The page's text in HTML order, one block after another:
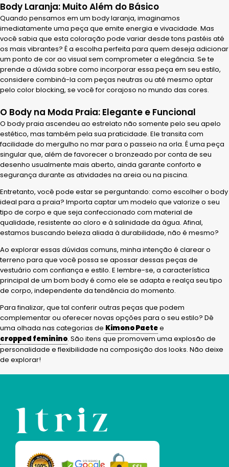
Body Laranja: Muito Além do Básico
Quando pensamos em um body laranja, imaginamos
imediatamente uma peça que emite energia e vivacidade. Mas
você sabia que esta coloração pode variar desde tons pastéis até
os mais vibrantes? É a escolha perfeita para quem deseja adicionar
um ponto de cor ao visual sem comprometer a elegância. Se te
prende a dúvida sobre como incorporar essa peça em seu estilo,
considere combiná-la com peças neutras ou até mesmo optar
pelo color blocking, se você for corajoso no mundo das cores.
O Body na Moda Praia: Elegante e Funcional
O body praia ascendeu ao estrelato não somente pelo seu apelo
estético, mas também pela sua praticidade. Ele transita com
facilidade do mergulho no mar para o passeio na orla. É uma peça
singular que, além de favorecer o bronzeado por conta de seu
desenho usualmente mais aberto, ainda garante conforto e
segurança durante as atividades na areia ou na piscina.
Entretanto, você pode estar se perguntando: como escolher o body
ideal para a praia? Importa captar um modelo que valorize o seu
tipo de corpo e que seja confeccionado com material de
qualidade, resistente ao cloro e à salinidade da água. Afinal,
estamos buscando beleza aliada à durabilidade, não é mesmo?
Ao explorar essas dúvidas comuns, minha intenção é clarear o
terreno para que você possa se apossar dessas peças de
vestuário com confiança e estilo. E lembre-se, a característica
principal de um bom body é como ele se adapta e realça seu tipo
de corpo, independente da tendência do momento.
Para finalizar, que tal conferir outras peças que podem
complementar ou oferecer novas opções para o seu estilo? Dê
uma olhada nas categorias de Kimono Paetee
cropped feminino. São itens que promovem uma explosão de
personalidade e flexibilidade na composição dos looks. Não deixe
de explorar!